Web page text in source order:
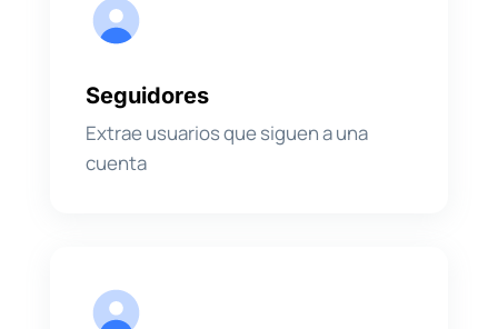
Seguidores
Extrae usuarios que siguen a una
cuenta